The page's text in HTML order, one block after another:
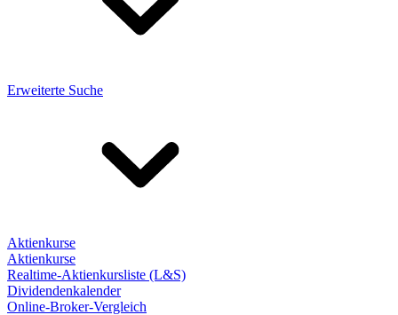
Erweiterte Suche
Aktienkurse
Aktienkurse
Realtime-Aktienkursliste (L&S)
Dividendenkalender
Online-Broker-Vergleich